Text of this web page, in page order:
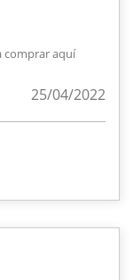
comprar aquí
25/04/2022